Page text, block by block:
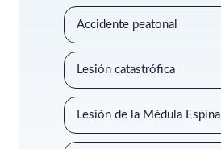
Accidente peatonal
Lesión catastrófica
Lesión de la Médula Espinal